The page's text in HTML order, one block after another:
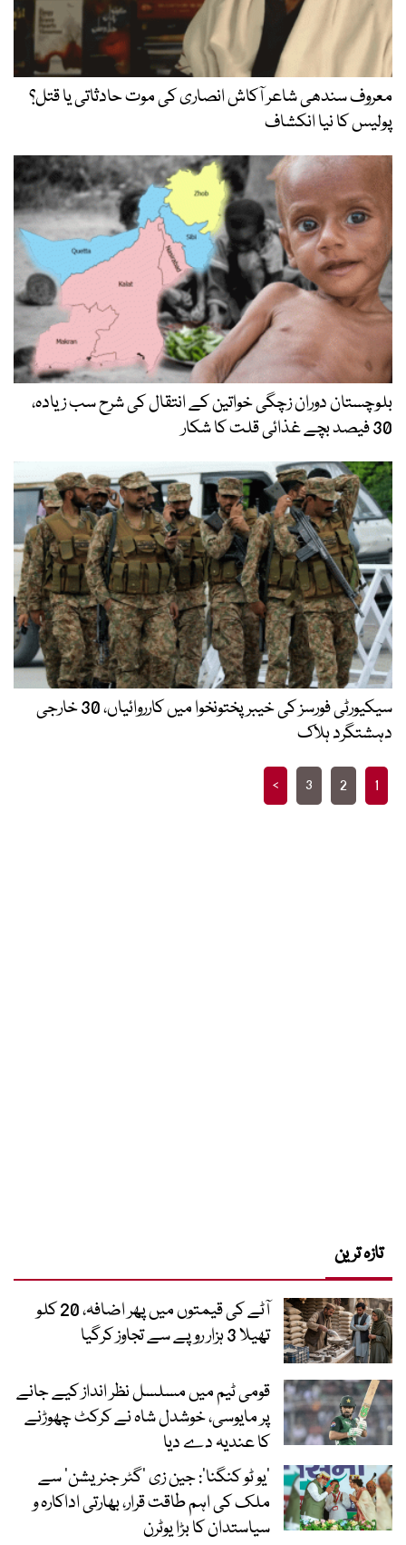
معروف سندھی شاعر آکاش انصاری کی موت حادثاتی یا قتل؟
پولیس کا نیا انکشاف
بلوچستان دوران زچگی خواتین کے انتقال کی شرح سب زیادہ،
30 فیصد بچے غذائی قلت کا شکار
سیکیورٹی فورسز کی خیبرپختونخوا میں کارروائیاں، 30 خارجی
دہشتگرد ہلاک
Posts
pagination
1
2
3
>
تازہ ترین
آٹے کی قیمتوں میں پھر اضافہ، 20 کلو
تھیلا 3 ہزار روپے سے تجاوز کرگیا
قومی ٹیم میں مسلسل نظر انداز کیے جانے
پر مایوسی، خوشدل شاہ نے کرکٹ چھوڑنے
کا عندیہ دے دیا
’یو ٹو کنگنا‘: جین زی ’گٹر جنریشن‘ سے
ملک کی اہم طاقت قرار، بھارتی اداکارہ و
سیاستدان کا بڑا یوٹرن